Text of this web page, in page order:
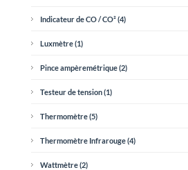
Indicateur de CO / CO²(4)
Luxmètre(1)
Pince ampèremétrique(2)
Testeur de tension(1)
Thermomètre(5)
Thermomètre Infrarouge(4)
Wattmètre(2)